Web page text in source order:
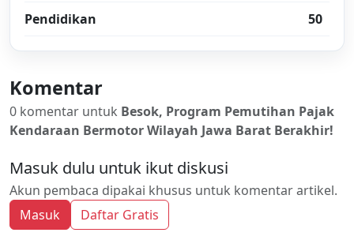
Pendidikan
50
Komentar
0 komentar untuk Besok, Program Pemutihan Pajak
Kendaraan Bermotor Wilayah Jawa Barat Berakhir!
Masuk dulu untuk ikut diskusi
Akun pembaca dipakai khusus untuk komentar artikel.
Masuk
Daftar Gratis